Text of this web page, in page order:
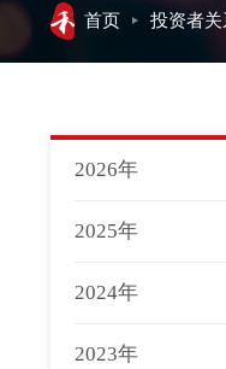
首页 投资者关
2026年
2025年
2024年
2023年